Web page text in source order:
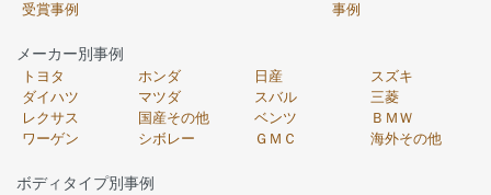
受賞事例
事例
メーカー別事例
トヨタ ホンダ 日産
スズキ
ダイハツ
マツダ スバル
三菱
レクサス
国産その他 ベンツ
ＢＭＷ
ワーゲン
シボレー ＧＭＣ 海外その他
ボディタイプ別事例